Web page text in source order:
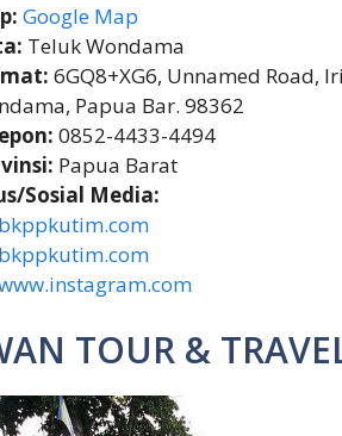
Google Map
Teluk Wondama
6GQ8+XG6, Unnamed Road,
Papua Bar. 98362
0852-4433-4494
Papua Barat
Sosial Media:
bkppkutim.com
bkppkutim.com
TOUR &